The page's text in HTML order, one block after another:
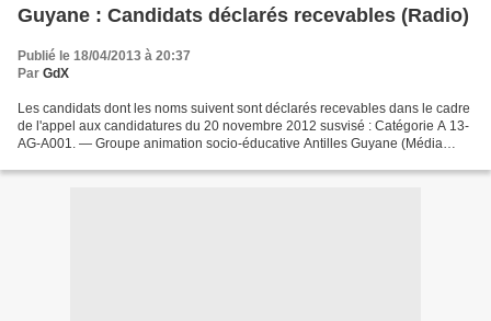
Guyane : Candidats déclarés recevables (Radio)
Publié le 18/04/2013 à 20:37
Par GdX
Les candidats dont les noms suivent sont déclarés recevables dans le cadre
de l'appel aux candidatures du 20 novembre 2012 susvisé : Catégorie A 13-
AG-A001. ― Groupe animation socio-éducative Antilles Guyane (Média